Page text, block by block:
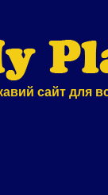
сайт для